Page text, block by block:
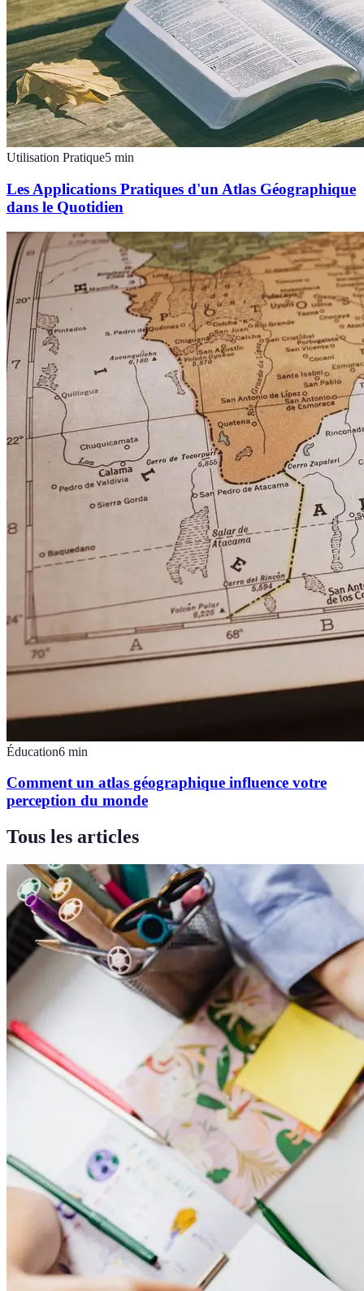
Utilisation Pratique5 min
Les Applications Pratiques d'un Atlas Géographique
dans le Quotidien
Éducation6 min
Comment un atlas géographique influence votre
perception du monde
Tous les articles